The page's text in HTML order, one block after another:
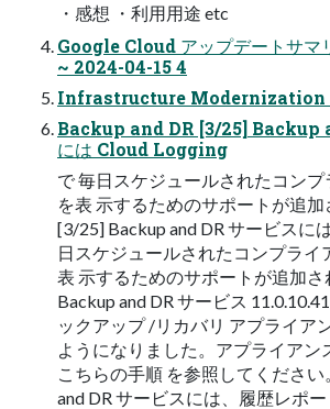
・感想 ・利用用途 etc
Google Cloud アップデートサマ
~ 2024-04-15 4
Infrastructure Modernization
Backup and DR [3/25] Backup
には Cloud Logging
で 毎日スケジュールされたコン
を表 示するためのサポートが追加
[3/25] Backup and DR サービスに
日スケジュールされたコンプライ
表 示するためのサポートが追加
Backup and DR サービス
ックアップ /リカバリ アプライア
ようになりました。アプライアン
こちらの手順 を参照してくださ
and DR サービスには、履歴レポ